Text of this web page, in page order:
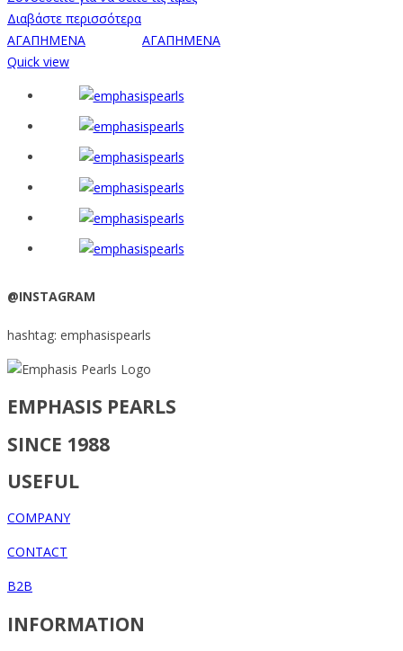
Διαβάστε περισσότερα
ΑΓΑΠΗΜΕΝΑ
ΑΓΑΠΗΜΕΝΑ
Quick view
@INSTAGRAM
hashtag: emphasispearls
EMPHASIS PEARLS
SINCE 1988
USEFUL
COMPANY
CONTACT
B2B
INFORMATION